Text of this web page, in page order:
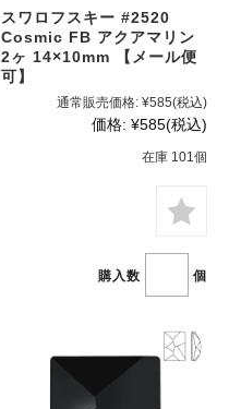
スワロフスキー #2520
Cosmic FB アクアマリン
2ヶ 14×10mm 【メール便
可】
通常販売価格: ¥585(税込)
価格: ¥585(税込)
在庫 101個
購入数 個